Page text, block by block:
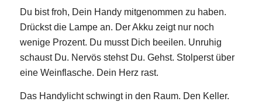
Du bist froh, Dein Handy mitgenommen zu haben.
Drückst die Lampe an. Der Akku zeigt nur noch
wenige Prozent. Du musst Dich beeilen. Unruhig
schaust Du. Nervös stehst Du. Gehst. Stolperst über
eine Weinflasche. Dein Herz rast.
Das Handylicht schwingt in den Raum. Den Keller.